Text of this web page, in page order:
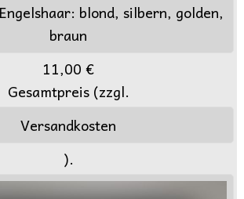
blond, silbern, golden,
braun
11,00 €
Gesamtpreis (zzgl.
Versandkosten
).